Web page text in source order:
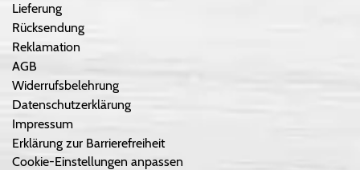
Lieferung
Rücksendung
Reklamation
AGB
Widerrufsbelehrung
Datenschutzerklärung
Impressum
Erklärung zur Barrierefreiheit
Cookie-Einstellungen anpassen